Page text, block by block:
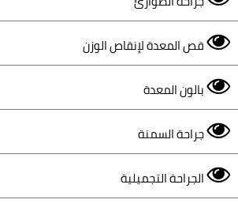
قص المعدة لإنقاص الوزن
بالون المعدة
جراحة السمنة
الجراحة التجميلية